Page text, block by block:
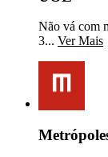
Não vá com
3... Ver Mais